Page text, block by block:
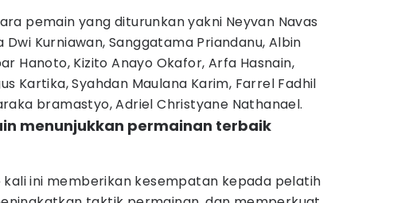
pemain yang diturunkan yakni Neyvan Navas
Kurniawan, Sanggatama Priandanu, Albin
Hanoto, Kizito Anayo Okafor, Arfa Hasnain,
Kartika, Syahdan Maulana Karim, Farrel Fadhil
bramastyo, Adriel Christyane Nathanael.
menunjukkan permainan terbaik
ini memberikan kesempatan kepada pelatih